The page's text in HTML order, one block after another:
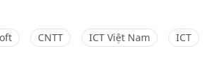
CNTT ICT Việt Nam ICT